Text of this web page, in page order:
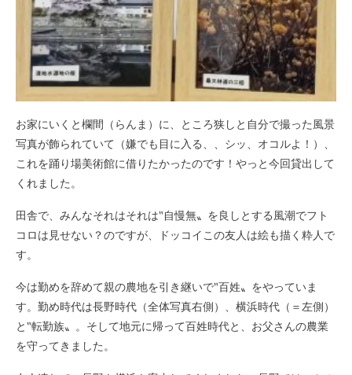
お家にいくと欄間（らんま） に、ところ狭しと自分で撮った風景
写真が飾られていて（嫌でも目に入る、、シッ、オコルよ！）、
これを踊り場美術館に借りたかったのです！やっと今回貸出して
くれました。
田舎で、みんなそれはそれは‶自慢無〟を良しとする風潮でフト
コロは見せない？のですが、ドッコイこの友人は絵も描く粋人で
す。
今は勤めを辞めて親の農地を引き継いで‶百姓〟をやっていま
す。勤め時代は長野時代（全体写真右側）、横浜時代（＝左側）
と‶転勤族〟。そして地元に帰って百姓時代と、お父さんの農業
を守ってきました。